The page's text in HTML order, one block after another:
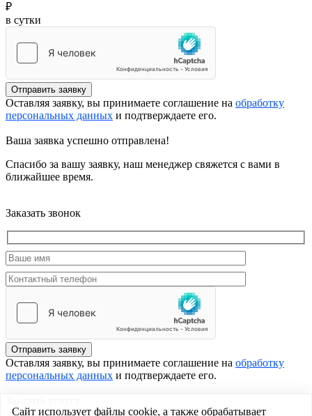
₽
в сутки
Отправить заявку
Оставляя заявку, вы принимаете соглашение на обработку
персональных данных и подтверждаете его.
Ваша заявка успешно отправлена!
Спасибо за вашу заявку, наш менеджер свяжется с вами в
ближайшее время.
Заказать звонок
Отправить заявку
Оставляя заявку, вы принимаете соглашение на обработку
персональных данных и подтверждаете его.
Сайт использует файлы cookie, а также обрабатывает